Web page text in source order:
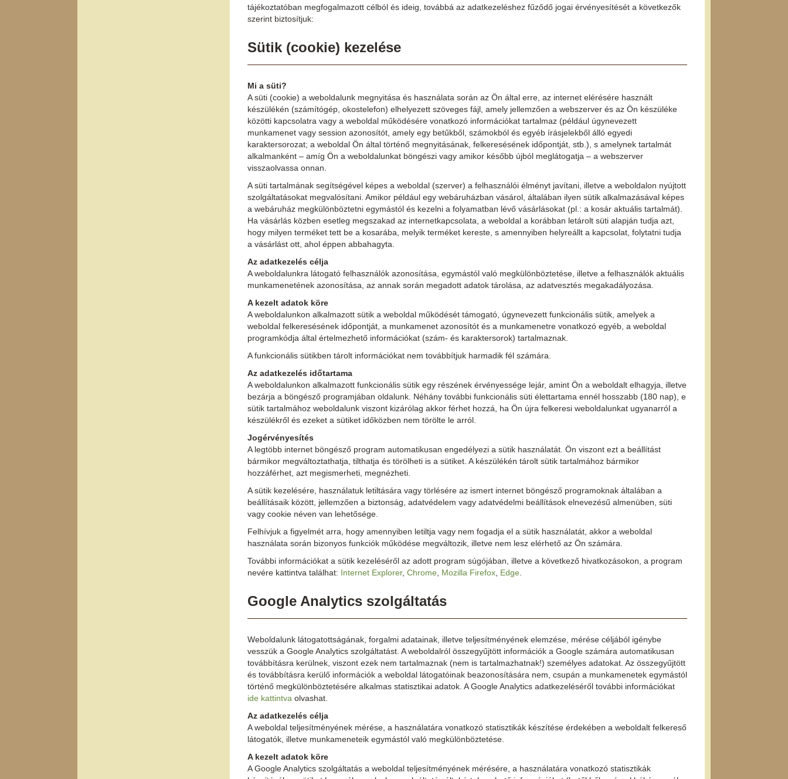
tájékoztatóban megfogalmazott célból és ideig, továbbá az adatkezeléshez fűződő jogai érvényesítését a következők
szerint biztosítjuk:
Sütik (cookie) kezelése
Mi a süti?
A süti (cookie) a weboldalunk megnyitása és használata során az Ön által erre, az internet elérésére használt
készülékén (számítógép, okostelefon) elhelyezett szöveges fájl, amely jellemzően a webszerver és az Ön készüléke
közötti kapcsolatra vagy a weboldal működésére vonatkozó információkat tartalmaz (például úgynevezett
munkamenet vagy session azonosítót, amely egy betűkből, számokból és egyéb írásjelekből álló egyedi
karaktersorozat; a weboldal Ön által történő megnyitásának, felkeresésének időpontját, stb.), s amelynek tartalmát
alkalmanként – amíg Ön a weboldalunkat böngészi vagy amikor később újból meglátogatja – a webszerver
visszaolvassa onnan.
A süti tartalmának segítségével képes a weboldal (szerver) a felhasználói élményt javítani, illetve a weboldalon nyújtott
szolgáltatásokat megvalósítani. Amikor például egy webáruházban vásárol, általában ilyen sütik alkalmazásával képes
a webáruház megkülönböztetni egymástól és kezelni a folyamatban lévő vásárlásokat (pl.: a kosár aktuális tartalmát).
Ha vásárlás közben esetleg megszakad az internetkapcsolata, a weboldal a korábban letárolt süti alapján tudja azt,
hogy milyen terméket tett be a kosarába, melyik terméket kereste, s amennyiben helyreállt a kapcsolat, folytatni tudja
a vásárlást ott, ahol éppen abbahagyta.
Az adatkezelés célja
A weboldalunkra látogató felhasználók azonosítása, egymástól való megkülönböztetése, illetve a felhasználók aktuális
munkamenetének azonosítása, az annak során megadott adatok tárolása, az adatvesztés megakadályozása.
A kezelt adatok köre
A weboldalunkon alkalmazott sütik a weboldal működését támogató, úgynevezett funkcionális sütik, amelyek a
weboldal felkeresésének időpontját, a munkamenet azonosítót és a munkamenetre vonatkozó egyéb, a weboldal
programkódja által értelmezhető információkat (szám- és karaktersorok) tartalmaznak.
A funkcionális sütikben tárolt információkat nem továbbítjuk harmadik fél számára.
Az adatkezelés időtartama
A weboldalunkon alkalmazott funkcionális sütik egy részének érvényessége lejár, amint Ön a weboldalt elhagyja, illetve
bezárja a böngésző programjában oldalunk. Néhány további funkcionális süti élettartama ennél hosszabb (180 nap), e
sütik tartalmához weboldalunk viszont kizárólag akkor férhet hozzá, ha Ön újra felkeresi weboldalunkat ugyanarról a
készülékről és ezeket a sütiket időközben nem törölte le arról.
Jogérvényesítés
A legtöbb internet böngésző program automatikusan engedélyezi a sütik használatát. Ön viszont ezt a beállítást
bármikor megváltoztathatja, tilthatja és törölheti is a sütiket. A készülékén tárolt sütik tartalmához bármikor
hozzáférhet, azt megismerheti, megnézheti.
A sütik kezelésére, használatuk letiltására vagy törlésére az ismert internet böngésző programoknak általában a
beállításaik között, jellemzően a biztonság, adatvédelem vagy adatvédelmi beállítások elnevezésű almenüben, süti
vagy cookie néven van lehetősége.
Felhívjuk a figyelmét arra, hogy amennyiben letiltja vagy nem fogadja el a sütik használatát, akkor a weboldal
használata során bizonyos funkciók működése megváltozik, illetve nem lesz elérhető az Ön számára.
További információkat a sütik kezeléséről az adott program súgójában, illetve a következő hivatkozásokon, a program
nevére kattintva találhat: Internet Explorer, Chrome Mozilla Firefox Edge
Google Analytics szolgáltatás
Weboldalunk látogatottságának, forgalmi adatainak, illetve teljesítményének elemzése, mérése céljából igénybe
vesszük a Google Analytics szolgáltatást. A weboldalról összegyűjtött információk a Google számára automatikusan
továbbításra kerülnek, viszont ezek nem tartalmaznak (nem is tartalmazhatnak!) személyes adatokat. Az összegyűjtött
és továbbításra kerülő információk a weboldal látogatóinak beazonosítására nem, csupán a munkamenetek egymástól
történő megkülönböztetésére alkalmas statisztikai adatok. A Google Analytics adatkezeléséről további információkat
ide kattintva olvashat.
Az adatkezelés célja
A weboldal teljesítményének mérése, a használatára vonatkozó statisztikák készítése érdekében a weboldalt felkereső
látogatók, illetve munkameneteik egymástól való megkülönböztetése.
A kezelt adatok köre
A Google Analytics szolgáltatás a weboldal teljesítményének mérésére, a használatára vonatkozó statisztikák